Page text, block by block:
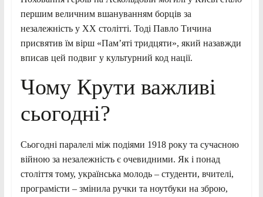
першим величним вшануванням борців за
незалежність у XX столітті. Тоді Павло Тичина
присвятив їм вірш «Пам’яті тридцяти», який назавжди
вписав цей подвиг у культурний код нації.
Чому Крути важливі
сьогодні?
Сьогодні паралелі між подіями 1918 року та сучасною
війною за незалежність є очевидними. Як і понад
століття тому, українська молодь – студенти, вчителі,
програмісти – змінила ручки та ноутбуки на зброю,